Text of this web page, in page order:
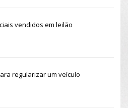
vendidos em leilão
regularizar um veículo